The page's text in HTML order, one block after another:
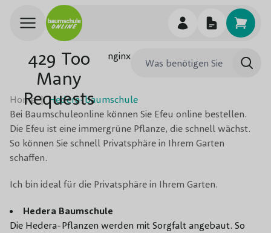
Skip to Content
429 Too
Many
Requests
nginxWas benötigen Sie
Home | Hedera-baumschule
Bei Baumschuleonline können Sie Efeu online bestellen.
Die Efeu ist eine immergrüne Pflanze, die schnell wächst.
So können Sie schnell Privatsphäre in Ihrem Garten
schaffen.
Ich bin ideal für die Privatsphäre in Ihrem Garten.
Hedera Baumschule
Die Hedera-Pflanzen werden mit Sorgfalt angebaut. So